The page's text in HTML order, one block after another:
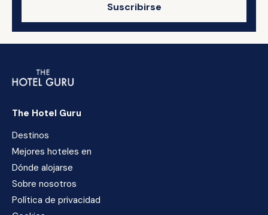
Suscribirse
The Hotel Guru
Destinos
Mejores hoteles en
Dónde alojarse
Sobre nosotros
Política de privacidad